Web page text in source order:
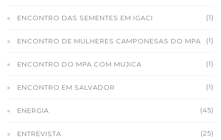
ENCONTRO DAS SEMENTES EM IGACI (1)
ENCONTRO DE MULHERES CAMPONESAS DO MPA (1)
ENCONTRO DO MPA COM MUJICA (1)
ENCONTRO EM SALVADOR (1)
ENERGIA (45)
ENTREVISTA (25)